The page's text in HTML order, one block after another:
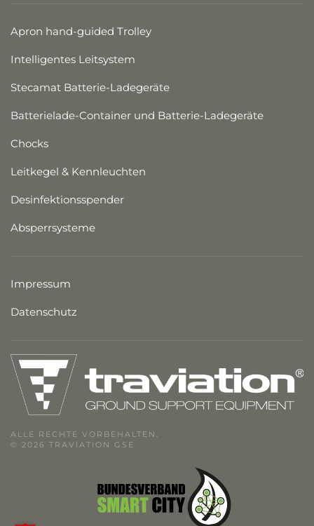
Apron hand-guided Trolley
Intelligentes Leitsystem
Stecamat Batterie-Ladegeräte
Batterielade-Container und Batterie-Ladegeräte
Chocks
Leitkegel & Kennleuchten
Desinfektions­spender
Absperr­systeme
Impressum
Datenschutz
ALLE RECHTE VORBEHALTEN.
© 2026 TRAVIATION GSE